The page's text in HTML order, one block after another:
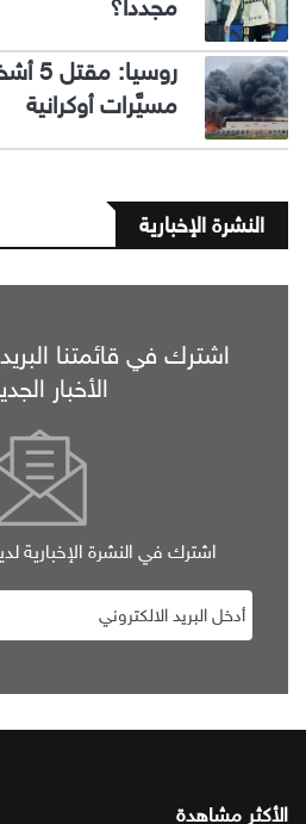
مجددا؟
مسيَّرات أوكرانية
النشرة الإخبارية
اشترك في قائمتنا
الأخبار
اشترك في النشرة الإخبارية
الأكثر مشاهدة